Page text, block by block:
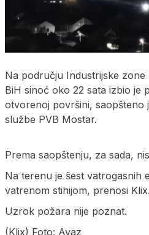
Na području Industrijske
BiH sinoć oko 22 sata izbio je
otvorenoj površini, saopšteno
službe PVB Mostar.
Prema saopštenju, za sada,
Na terenu je šest vatrogasnih
vatrenom stihijom, prenosi
Uzrok požara nije poznat.
(Klix) Foto: Avaz